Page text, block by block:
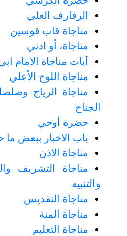
الرفارف العلي
مناجاة قاب قوسين
مناجاة، أو ادني
آيات مناجاة الامام
مناجاة اللوح الأعلي
مناجاة الرياح
الجناح
حضرة أوحي
باب الاخبار ببعض ما
مناجاة الاذن
مناجاة التشريف
والتنبيه
مناجاة التقديس
مناجاة المنة
مناجاة التعليم